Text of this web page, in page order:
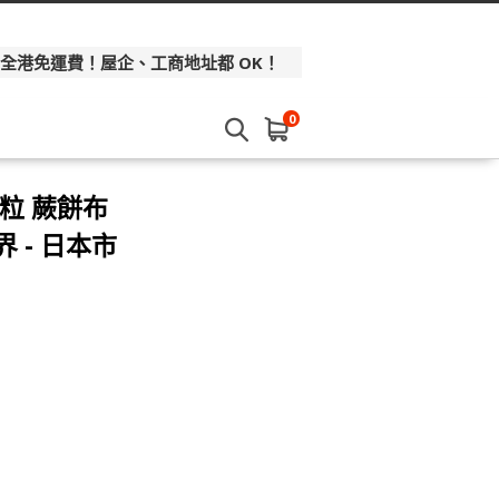
港免運費！屋企、工商地址都 OK！
0
蕨餅布
- 日本市